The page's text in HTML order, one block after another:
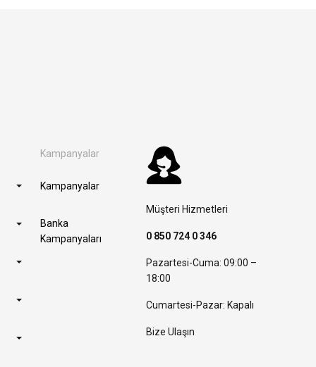
Kampanyalar
Kampanyalar
Banka
Kampanyaları
Müşteri Hizmetleri
0 850 724 0 346
Pazartesi-Cuma: 09:00 –
18:00
Cumartesi-Pazar: Kapalı
Bize Ulaşın